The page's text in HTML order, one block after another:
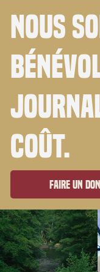
Nous
coût.
Faire un don